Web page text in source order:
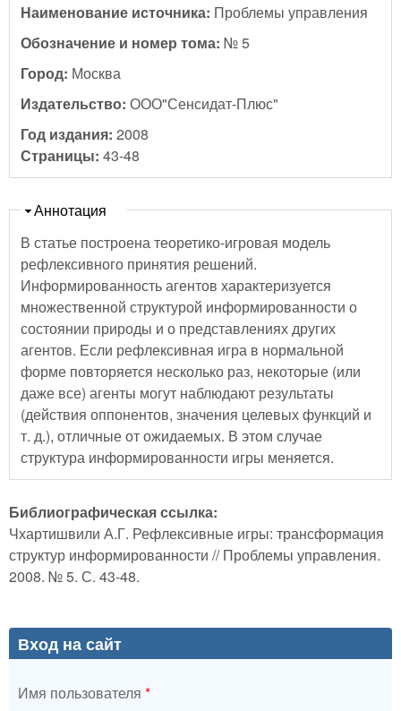
Наименование источника: Проблемы управления
Обозначение и номер тома: № 5
Город: Москва
Издательство: ООО"Сенсидат-Плюс"
Год издания: 2008
Страницы: 43-48
Скрыть
Аннотация
В статье построена теоретико-игровая модель
рефлексивного принятия решений.
Информированность агентов характеризуется
множественной структурой информированности о
состоянии природы и о представлениях других
агентов. Если рефлексивная игра в нормальной
форме повторяется несколько раз, некоторые (или
даже все) агенты могут наблюдают результаты
(действия оппонентов, значения целевых функций и
т. д.), отличные от ожидаемых. В этом случае
структура информированности игры меняется.
Библиографическая ссылка:
Чхартишвили А.Г. Рефлексивные игры: трансформация
структур информированности // Проблемы управления.
2008. № 5. С. 43-48.
Вход на сайт
Имя пользователя *